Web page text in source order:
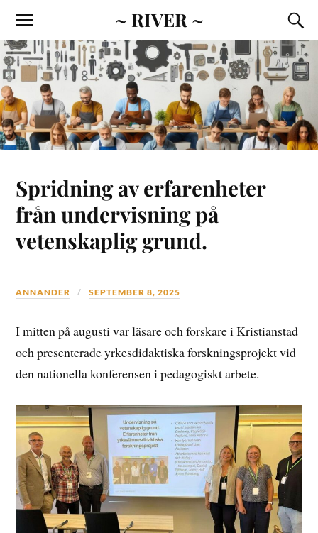
~ RIVER ~
Spridning av erfarenheter
från undervisning på
vetenskaplig grund.
ANNANDER SEPTEMBER 8, 2025
I mitten på augusti var läsare och forskare i Kristianstad
och presenterade yrkesdidaktiska forskningsprojekt vid
den nationella konferensen i pedagogiskt arbete.